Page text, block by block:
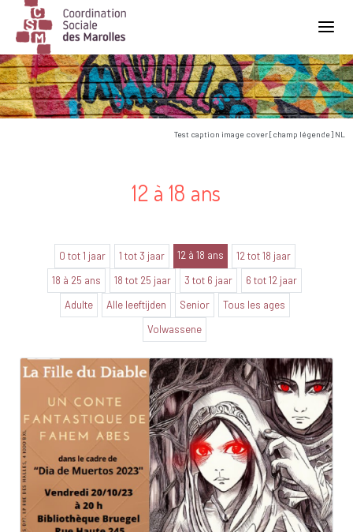
Main Navigation
Test caption image cover [champ légende] NL
12 à 18 ans
0 tot 1 jaar 1 tot 3 jaar 12 à 18 ans
12 tot 18 jaar
18 à 25 ans
18 tot 25 jaar 3 tot 6 jaar
6 tot 12 jaar
Adulte
Alle leeftijden Senior
Tous les ages
Volwassene